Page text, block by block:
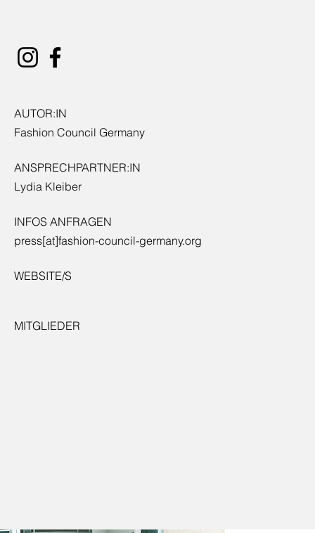
AUTOR:IN
Fashion Council Germany
ANSPRECHPARTNER:IN
Lydia Kleiber
INFOS ANFRAGEN
press[at]fashion-council-germany.org
WEBSITE/S
MITGLIEDER